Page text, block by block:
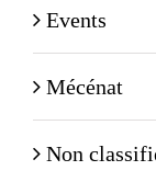
Events
Mécénat
Non